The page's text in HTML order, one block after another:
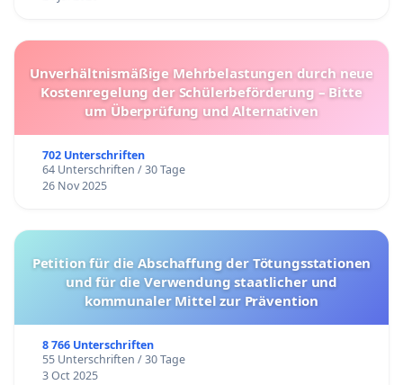
Unverhältnismäßige Mehrbelastungen durch neue
Kostenregelung der Schülerbeförderung – Bitte
um Überprüfung und Alternativen
702 Unterschriften
64 Unterschriften / 30 Tage
26 Nov 2025
Petition für die Abschaffung der Tötungsstationen
und für die Verwendung staatlicher und
kommunaler Mittel zur Prävention
8 766 Unterschriften
55 Unterschriften / 30 Tage
3 Oct 2025